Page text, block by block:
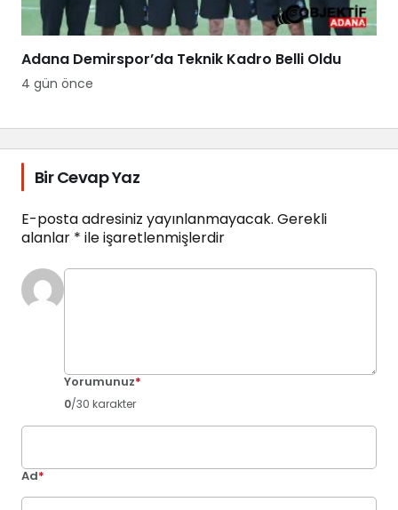
Adana Demirspor’da Teknik Kadro Belli Oldu
4 gün önce
Bir Cevap Yaz
E-posta adresiniz yayınlanmayacak. Gerekli
alanlar * ile işaretlenmişlerdir
Yorumunuz*
0/30 karakter
Ad*